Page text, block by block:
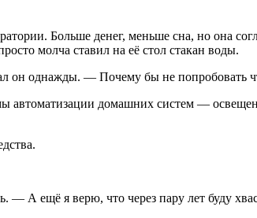
Больше денег, меньше сна, но она
молча ставил на её стол стакан воды.
он однажды. — Почему бы не попробовать
автоматизации домашних систем —
ещё я верю, что через пару лет буду